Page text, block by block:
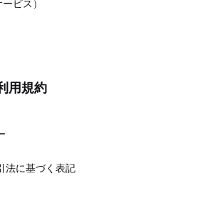
ビス）
用規約
法に基づく表記